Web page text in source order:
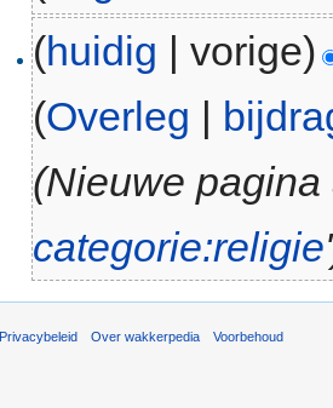
(huidig | vorige)
(Overleg |
(Nieuwe
categorie:religie
Privacybeleid Over wakkerpedia Voorbehoud